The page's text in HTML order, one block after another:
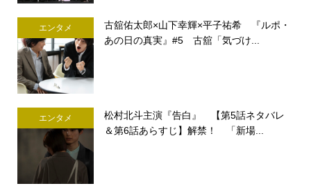
エンタメ
古舘佑太郎×山下幸輝×平子祐希 『ルポ・
あの日の真実』#5 古舘「気づけ...
エンタメ
松村北斗主演『告白』 【第5話ネタバレ
＆第6話あらすじ】解禁！ 「新場...